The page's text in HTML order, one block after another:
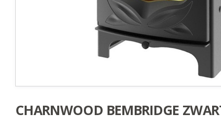
CHARNWOOD BEMBRIDGE